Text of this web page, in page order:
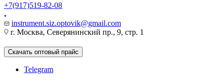
+7(917)519-82-08
instrument.siz.optovik@gmail.com
г. Москва, Северянинский пр., 9, стр. 1
Скачать оптовый прайс
Telegram